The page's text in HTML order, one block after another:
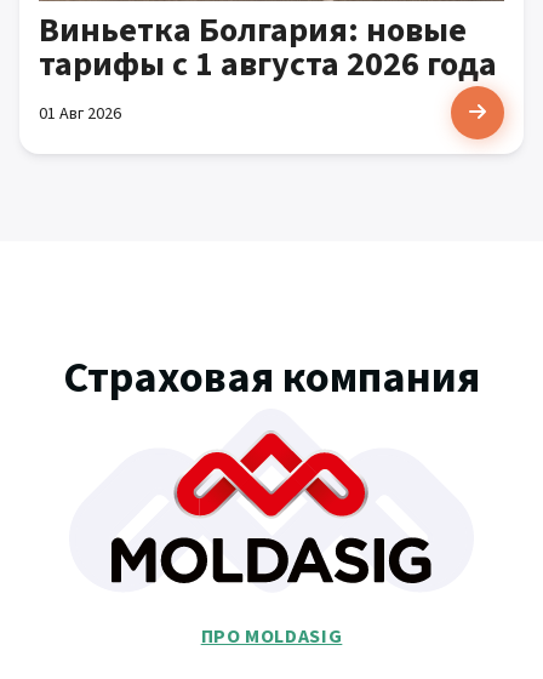
Виньетка Болгария: новые
тарифы с 1 августа 2026 года
01 Авг 2026
Страховая компания
ПРО MOLDASIG